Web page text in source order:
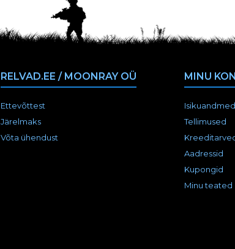
RELVAD.EE / MOONRAY OÜ
Ettevõttest
Järelmaks
Võta ühendust
MINU
Isikuandmed
Tellimused
Aadressid
Kupongid
Minu teated